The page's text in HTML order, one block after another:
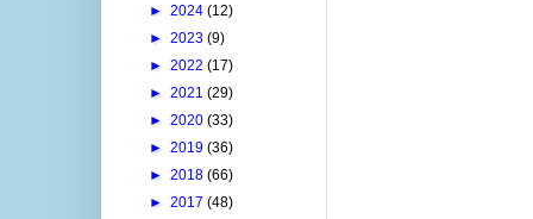
► 2024 (12)
► 2023 (9)
► 2022 (17)
► 2021 (29)
► 2020 (33)
► 2019 (36)
► 2018 (66)
► 2017 (48)